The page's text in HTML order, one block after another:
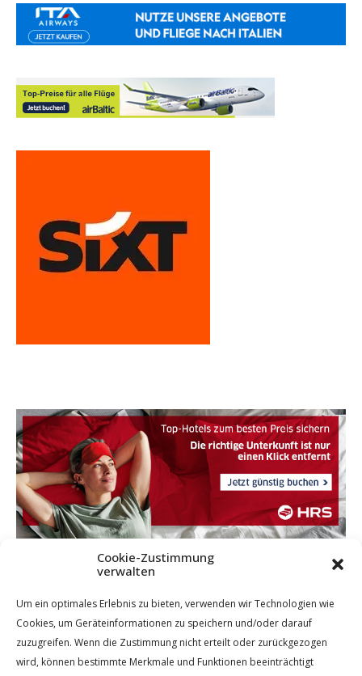
Cookie-Zustimmung
verwalten
Um ein optimales Erlebnis zu bieten, verwenden wir Technologien wie
Cookies, um Geräteinformationen zu speichern und/oder darauf
zuzugreifen. Wenn die Zustimmung nicht erteilt oder zurückgezogen
wird, können bestimmte Merkmale und Funktionen beeinträchtigt